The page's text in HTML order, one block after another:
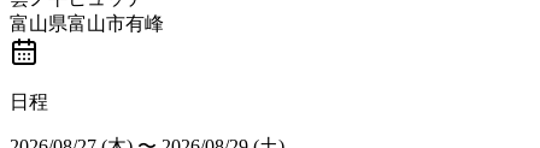
富山県富山市有峰
日程